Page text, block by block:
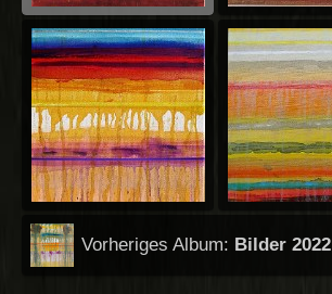
Vorheriges Album: Bilder 2022